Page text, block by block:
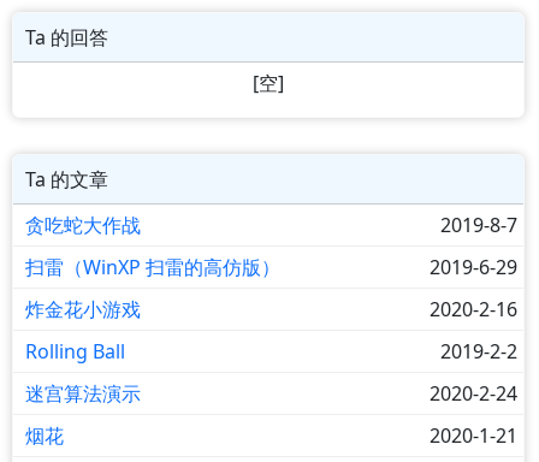
Ta 的回答
[空]
Ta 的文章
贪吃蛇大作战
2019-8-7
扫雷（WinXP 扫雷的高仿版）
2019-6-29
炸金花小游戏
2020-2-16
Rolling Ball
2019-2-2
迷宫算法演示
2020-2-24
烟花
2020-1-21